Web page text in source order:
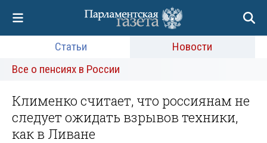
Статьи
Новости
Все о пенсиях в России
Клименко считает, что россиянам не
следует ожидать взрывов техники,
как в Ливане